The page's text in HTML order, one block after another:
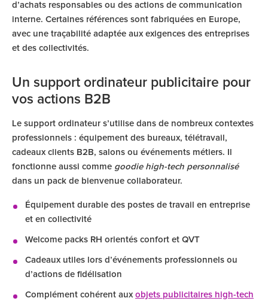
d’achats responsables ou des actions de communication
interne. Certaines références sont fabriquées en Europe,
avec une traçabilité adaptée aux exigences des entreprises
et des collectivités.
Un support ordinateur publicitaire pour
vos actions B2B
Le support ordinateur s’utilise dans de nombreux contextes
professionnels : équipement des bureaux, télétravail,
cadeaux clients B2B, salons ou événements métiers. Il
fonctionne aussi comme goodie high-tech personnalisé
dans un pack de bienvenue collaborateur.
Équipement durable des postes de travail en entreprise
et en collectivité
Welcome packs RH orientés confort et QVT
Cadeaux utiles lors d’événements professionnels ou
d’actions de fidélisation
Complément cohérent aux objets publicitaires high-tech